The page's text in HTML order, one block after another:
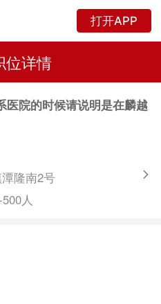
打开APP
位详情
医院的时候请说明是在麟越
隆南2号
人